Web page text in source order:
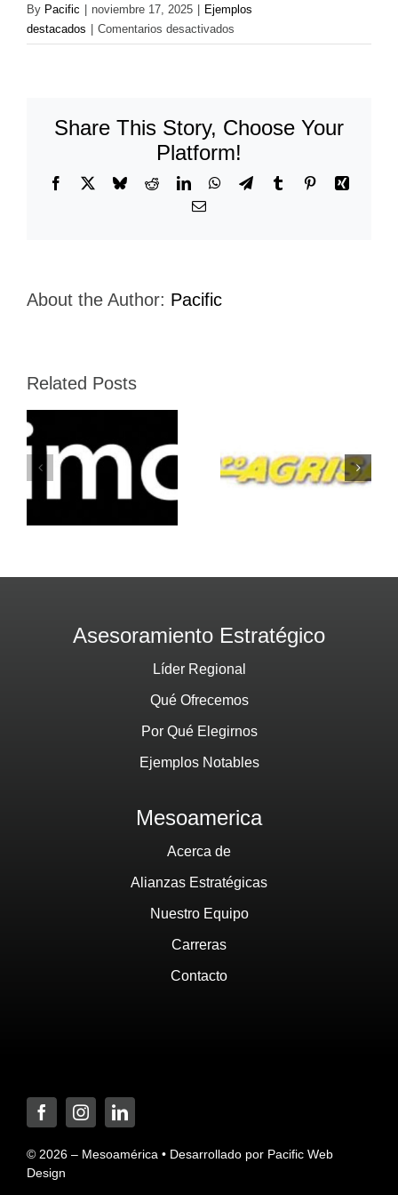
By Pacific noviembre 17, 2025
Ejemplos
destacados
Comentarios desactivados
CSSA-
Share This Story, Choose Your
Platform!
Facebook BlueskyRedditLinkedInWhatsApp
TelegramTumblr PinterestXing
Email
About the Author: Pacific
Related Posts
Grupo-
Agrisal-
Atento-
Asesoramiento Estratégico
Líder Regional
Qué Ofrecemos
Por Qué Elegirnos
Ejemplos Notables
Mesoamerica
Acerca de
Alianzas Estratégicas
Nuestro Equipo
Carreras
Contacto
© 2026 – Mesoamérica • Desarrollado por Pacific Web
Design